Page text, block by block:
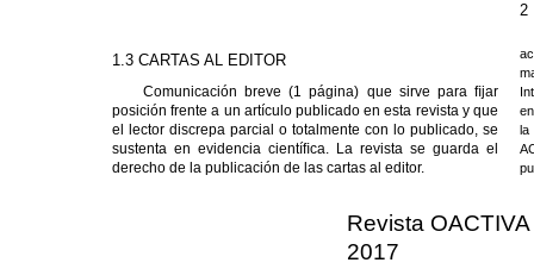
1.3 CARTAS AL EDITOR
Comunicación breve (1 página) que sirve para ﬁjar
posición frente a un artículo publicado en esta revista y que
el lector discrepa parcial o totalmente con lo publicado, se
sustenta en evidencia cientíﬁca. La revista se guarda el
derecho de la publicación de las cartas al editor.
2
la
Revista
2017